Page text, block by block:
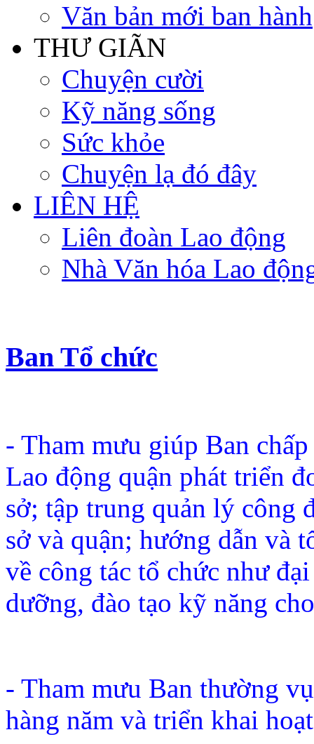
Văn bản mới ban hành
THƯ GIÃN
Chuyện cười
Kỹ năng sống
Sức khỏe
Chuyện lạ đó đây
LIÊN HỆ
Liên đoàn Lao động
Nhà Văn hóa Lao
Ban Tổ chức
- Tham mưu giúp Ban
Lao động quận phát triển
sở; tập trung quản lý công
sở và quận; hướng dẫn và
về công tác tổ chức như
dưỡng, đào tạo kỹ năng
- Tham mưu Ban thường
hàng năm và triển khai